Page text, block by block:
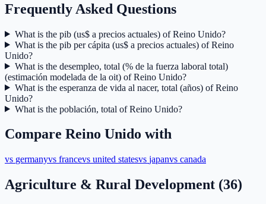
Frequently Asked Questions
What is the pib (us$ a precios actuales) of Reino Unido?
What is the pib per cápita (us$ a precios actuales) of Reino
Unido?
What is the desempleo, total (% de la fuerza laboral total)
(estimación modelada de la oit) of Reino Unido?
What is the esperanza de vida al nacer, total (años) of Reino
Unido?
What is the población, total of Reino Unido?
Compare Reino Unido with
vs germanyvs francevs united statesvs japanvs canada
Agriculture & Rural Development (36)